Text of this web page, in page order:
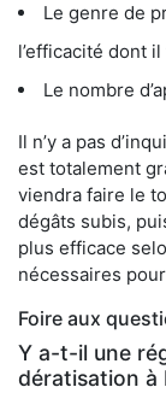
Le genre de
l’efficacité dont
Le nombre
Il n’y a pas
est totalement
viendra faire le
dégâts subis,
plus efficace
nécessaires
Foire aux
Y a-t-il une
dératisation à